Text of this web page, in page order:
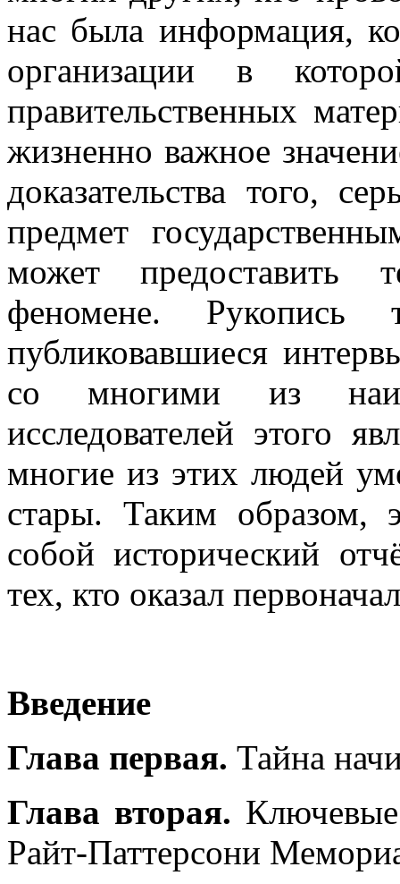
нас была информация,
организации в
правительственных
жизненно важное
доказательства того,
предмет
может предоставить
феномене. Рукопись
публиковавшиеся
со многими из
исследователей этого
многие из этих людей
стары. Таким образом,
собой исторический
тех, кто оказал
Введение
Глава первая. Тайна
Глава вторая.
Райт-Паттерсони